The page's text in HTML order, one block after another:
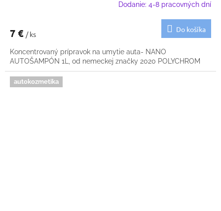
Dodanie: 4-8 pracovných dní
7 € / ks
Do košíka
Koncentrovaný prípravok na umytie auta- NANO
AUTOŠAMPÓN 1L, od nemeckej značky 2020 POLYCHROM
autokozmetika